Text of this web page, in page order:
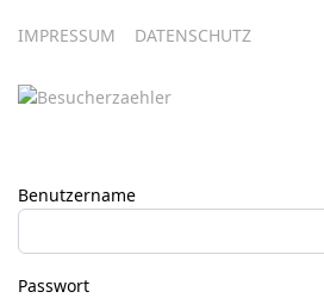
IMPRESSUM DATENSCHUTZ
Benutzername
Passwort